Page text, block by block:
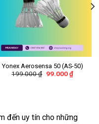
Yonex Aerosensa 50 (AS-50)
199.000₫ 99.000₫
đến uy tín cho những